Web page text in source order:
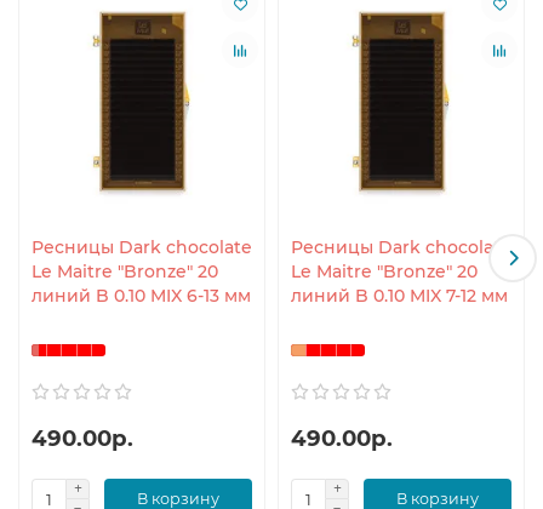
Ресницы Dark chocolate
Le Maitre "Bronze" 20
линий B 0.10 MIX 6-13 мм
490.00р.
В корзину
Ресницы Dark chocolate
Le Maitre "Bronze" 20
линий B 0.10 MIX 7-12 мм
490.00р.
В корзину